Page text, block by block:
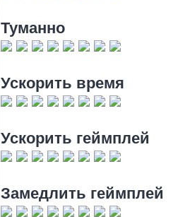
Туманно
Ускорить время
Ускорить геймплей
Замедлить геймплей